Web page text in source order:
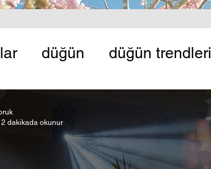
düğün düğün trendleri
ve organizasyon rehberi
2 dakikada okunur